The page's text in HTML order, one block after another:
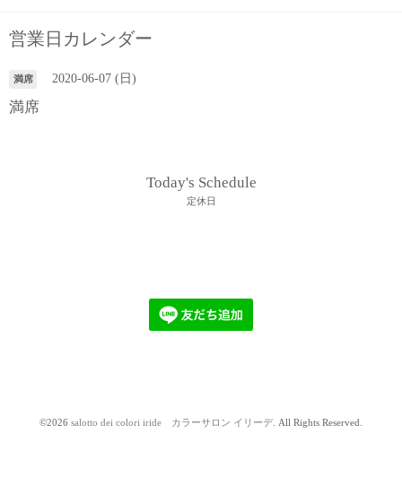
営業日カレンダー
満席 2020-06-07 (日)
満席
Today's Schedule
定休日
©2026 salotto dei colori iride カラーサロン イリーデ. All Rights Reserved.